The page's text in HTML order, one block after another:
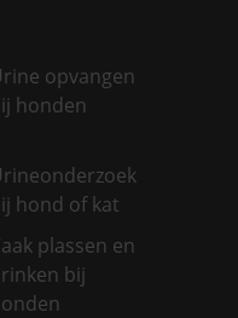
opvangen
honden
hond of kat
plassen en
bij